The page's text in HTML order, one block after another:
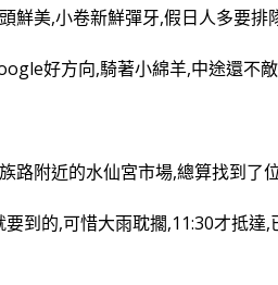
好方向,騎著小綿羊,中途還不
路附近的水仙宮市場,總算找到了
到的,可惜大雨耽擱,11:30才抵達,